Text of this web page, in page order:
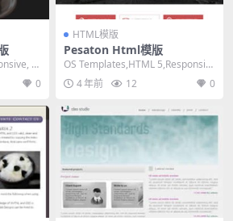
4
0
HTML模版
Pesaton Html模版
OS Templates,HTML 5,Responsiv
e, 4 Column...
4 年前 12 0